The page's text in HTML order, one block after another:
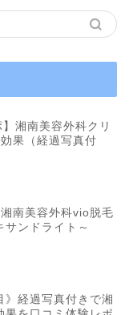
】湘南美容外科クリ
果（経過写真付
湘南美容外科vio脱毛
サンドライト～
》経過写真付きで湘